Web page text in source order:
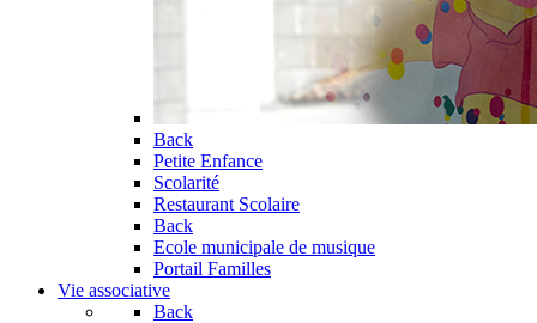
Back
Petite Enfance
Scolarité
Restaurant Scolaire
Back
Ecole municipale de musique
Portail Familles
Vie associative
Back